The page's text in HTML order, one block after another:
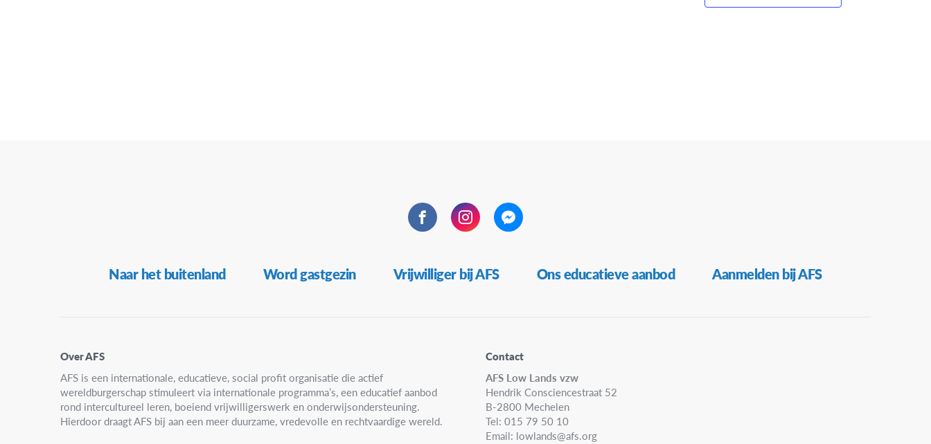
23:00
FacebookInstagramMessenger
Naar het buitenland Word gastgezin Vrijwilliger bij AFS Ons educatieve aanbod Aanmelden bij AFS
Contact
AFS Low Lands vzw
Hendrik Consciencestraat 52
B-2800 Mechelen
Tel: 015 79 50 10
Email: lowlands@afs.org
Over AFS
AFS is een internationale, educatieve, social profit organisatie die actief
wereldburgerschap stimuleert via internationale programma’s, een educatief aanbod
rond intercultureel leren, boeiend vrijwilligerswerk en onderwijsondersteuning.
Hierdoor draagt AFS bij aan een meer duurzame, vredevolle en rechtvaardige wereld.